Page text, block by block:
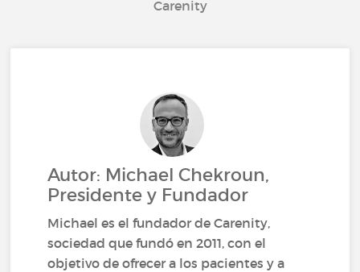
Carenity
Autor: Michael Chekroun,
Presidente y Fundador
Michael es el fundador de Carenity,
sociedad que fundó en 2011, con el
objetivo de ofrecer a los pacientes y a